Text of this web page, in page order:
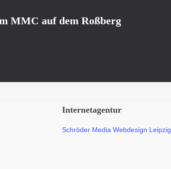
MMC auf dem Roßberg
Internetagentur
Schröder Media Webdesign Leipzig